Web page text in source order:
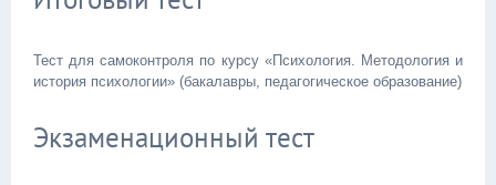
Тест для самоконтроля по курсу «Психология. Методология и
история психологии» (бакалавры, педагогическое образование)
Экзаменационный тест